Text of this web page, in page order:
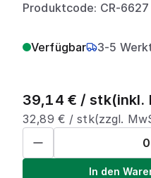
Produktcode: CR-6627
Verfügbar 3-5
39,14 € / stk(inkl.
32,89 € /stk(zzgl.
In den